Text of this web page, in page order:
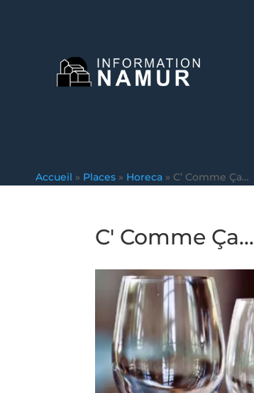
Accueil » Places » Horeca » C’ Comme Ça…
C' Comme Ça...